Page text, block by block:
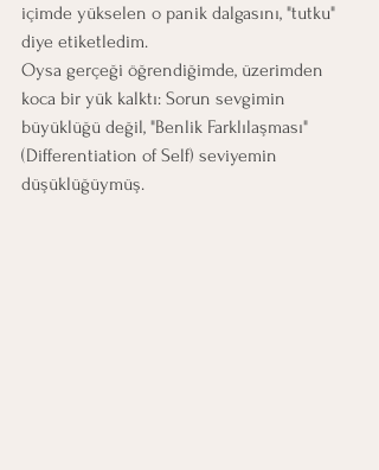
içimde yükselen o panik dalgasını, "tutku"
diye etiketledim.
Oysa gerçeği öğrendiğimde, üzerimden
koca bir yük kalktı: Sorun sevgimin
büyüklüğü değil, "Benlik Farklılaşması"
(Differentiation of Self) seviyemin
düşüklüğüymüş.